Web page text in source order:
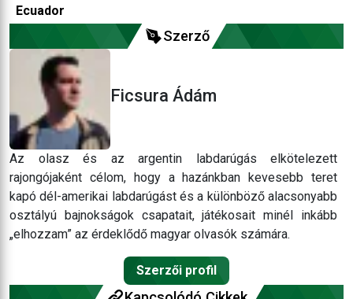
Ecuador
Szerző
Ficsura Ádám
Az olasz és az argentin labdarúgás elkötelezett
rajongójaként célom, hogy a hazánkban kevesebb teret
kapó dél-amerikai labdarúgást és a különböző alacsonyabb
osztályú bajnokságok csapatait, játékosait minél inkább
„elhozzam” az érdeklődő magyar olvasók számára.
Szerzői profil